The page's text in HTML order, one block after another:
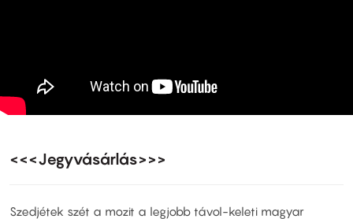
<<<Jegyvásárlás>>>
Szedjétek szét a mozit a legjobb távol-keleti magyar